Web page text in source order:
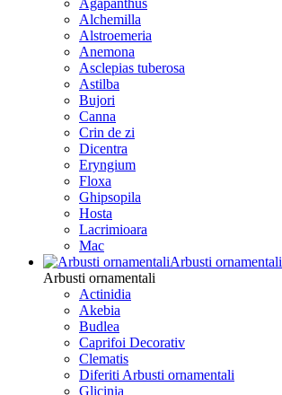
Agapanthus
Alchemilla
Alstroemeria
Anemona
Asclepias tuberosa
Astilba
Bujori
Canna
Crin de zi
Dicentra
Eryngium
Floxa
Ghipsopila
Hosta
Lacrimioara
Mac
Arbusti ornamentali
Arbusti ornamentali
Actinidia
Akebia
Budlea
Caprifoi Decorativ
Clematis
Diferiti Arbusti ornamentali
Glicinia